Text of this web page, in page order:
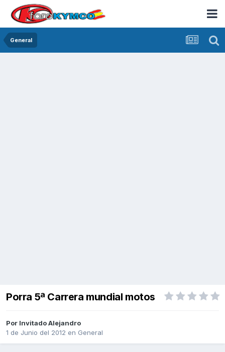
General
Porra 5ª Carrera mundial motos
Por Invitado Alejandro
1 de Junio del 2012 en General